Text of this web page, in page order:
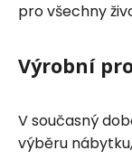
pro všechny
Výrobní
V současný
výběru